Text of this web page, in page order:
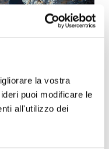
la vostra
puoi modificare le
all'utilizzo dei